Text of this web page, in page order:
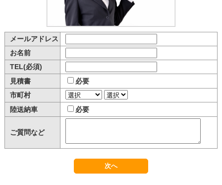
メールアドレス
お名前
TEL(必須)
見積書
必要
市町村
陸送納車
必要
ご質問など